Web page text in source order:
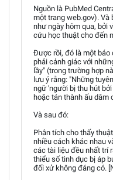
Nguồn là PubMed
một trang web.gov). Và
như ngày hôm qua, bởi
cứu học thuật cho đến
Được rồi, đó là một báo
phải cảnh giác với
lầy" (trong trường hợp
lưu ý rằng: "Những
ngữ 'người bị thu hút
hoặc tán thành ấu dâm
Và sau đó:
Phân tích cho thấy
nhiều cách khác nhau
các tài liệu đều nhất trí
thiểu số tình dục bị áp
đối xử không đáng có.